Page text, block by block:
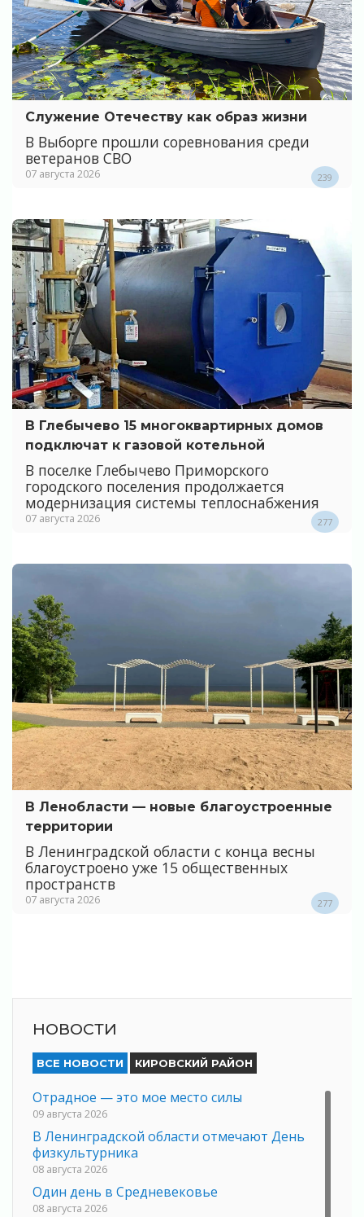
Служение Отечеству как образ жизни
В Выборге прошли соревнования среди
ветеранов СВО
07 августа 2026 239
В Глебычево 15 многоквартирных домов
подключат к газовой котельной
В поселке Глебычево Приморского
городского поселения продолжается
модернизация системы теплоснабжения
07 августа 2026 277
В Ленобласти — новые благоустроенные
территории
В Ленинградской области с конца весны
благоустроено уже 15 общественных
пространств
07 августа 2026 277
НОВОСТИ
ВСЕ НОВОСТИ КИРОВСКИЙ РАЙОН
Отрадное — это мое место силы
09 августа 2026
В Ленинградской области отмечают День
физкультурника
08 августа 2026
Один день в Средневековье
08 августа 2026